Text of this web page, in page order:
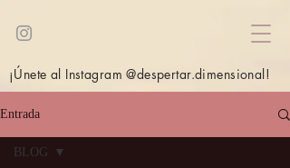
¡Únete al Instagram @despertar.dimensional!
Entrada
BLOG